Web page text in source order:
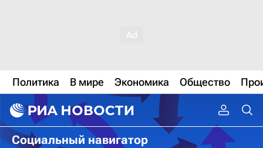
Политика В мире Экономика Общество
Социальный навигатор